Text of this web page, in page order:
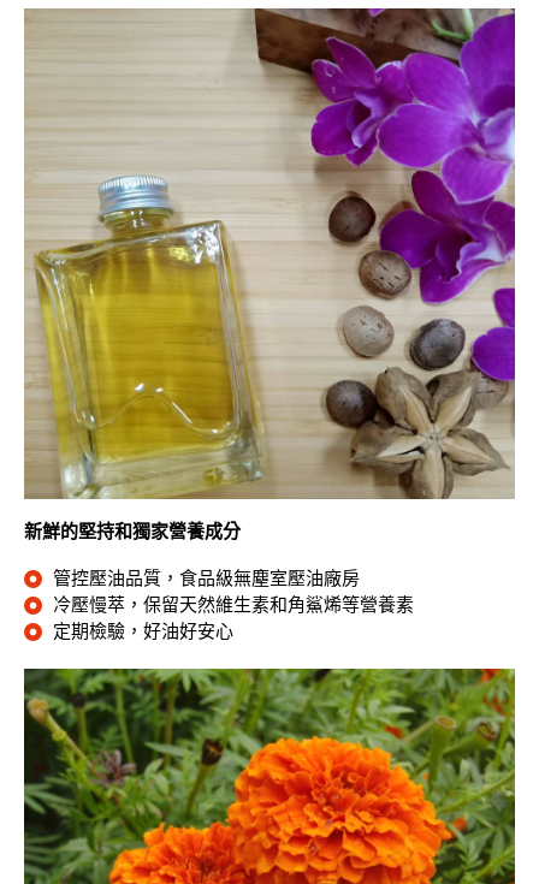
新鮮的堅持和獨家營養成分
管控壓油品質，食品級無塵室壓油廠房
冷壓慢萃，保留天然維生素和角鯊烯等營養素
定期檢驗，好油好安心